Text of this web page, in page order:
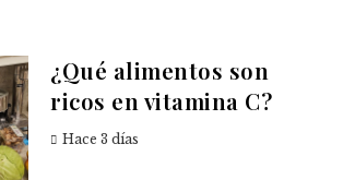
¿Qué alimentos son
ricos en vitamina C?
Hace 3 días